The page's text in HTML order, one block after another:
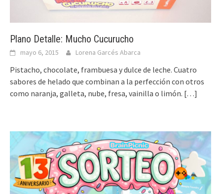
Plano Detalle: Mucho Cucurucho
mayo 6, 2015 Lorena Garcés Abarca
Pistacho, chocolate, frambuesa y dulce de leche. Cuatro
sabores de helado que combinan a la perfección con otros
como naranja, galleta, nube, fresa, vainilla o limón. […]